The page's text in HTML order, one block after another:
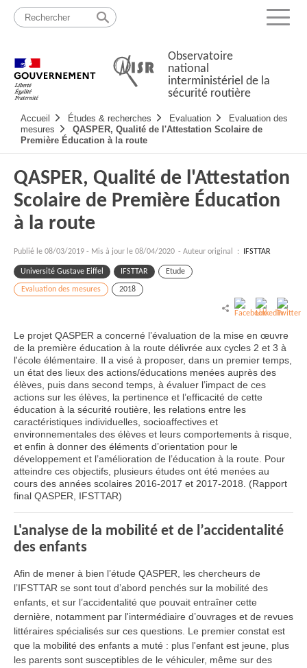
Passer
contenu
Menu
Observatoire
national
interministériel de la
sécurité routière
principale
Accueil Études & recherches Evaluation
Evaluation des
mesures
QASPER, Qualité de l'Attestation Scolaire de
Première Éducation à la route
QASPER, Qualité de l'Attestation
Scolaire de Première Éducation
à la route
Publié le 08/03/2019 - Mis à jour le 08/04/2020 - Auteur original : IFSTTAR
Université Gustave Eiffel IFSTTAR Etude
Evaluation des mesures 2018
Le projet QASPER a concerné l’évaluation de la mise en œuvre
de la première éducation à la route délivrée aux cycles 2 et 3 à
l'école élémentaire. Il a visé à proposer, dans un premier temps,
un état des lieux des actions/éducations menées auprès des
élèves, puis dans second temps, à évaluer l’impact de ces
actions sur les élèves, la pertinence et l’efficacité de cette
éducation à la sécurité routière, les relations entre les
caractéristiques individuelles, socioaffectives et
environnementales des élèves et leurs comportements à risque,
et enfin à donner des éléments d’orientation pour le
développement et l’amélioration de l’éducation à la route. Pour
atteindre ces objectifs, plusieurs études ont été menées au
cours des années scolaires 2016-2017 et 2017-2018. (Rapport
final QASPER, IFSTTAR)
L'analyse de la mobilité et de l’accidentalité
des enfants
Afin de mener à bien l’étude QASPER, les chercheurs de
l’IFSTTAR se sont tout d’abord penchés sur la mobilité des
enfants, et sur l’accidentalité que pouvait entraîner cette
dernière, notamment par l'intermédiaire d’ouvrages et de revues
littéraires spécialisés sur ces questions. Le premier constat est
que la mobilité des enfants a muté : plus l'enfant est jeune, plus
les parents sont susceptibles de le véhiculer, même sur des